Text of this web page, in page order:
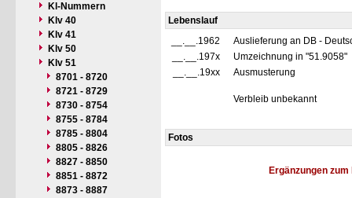
Kl-Nummern
Klv 40
Klv 41
Klv 50
Klv 51
8701 - 8720
8721 - 8729
8730 - 8754
8755 - 8784
8785 - 8804
8805 - 8826
8827 - 8850
8851 - 8872
8873 - 8887
Lebenslauf
__.__.1962
Auslieferung an DB -
__.__.197x
Umzeichnung in
__.__.19xx
Ausmusterung
Verbleib unbekannt
Fotos
Ergänzungen